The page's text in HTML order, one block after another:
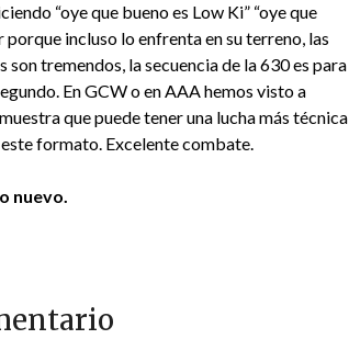
“oye que bueno es Low Ki” “oye que
incluso lo enfrenta en su terreno, las
tremendos, la secuencia de la 630 es para
En GCW o en AAA hemos visto a
que puede tener una lucha más técnica
formato. Excelente combate.
nuevo.